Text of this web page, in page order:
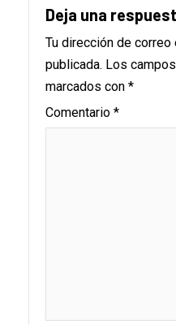
Deja una
Tu dirección de
publicada. Los
marcados con *
Comentario *